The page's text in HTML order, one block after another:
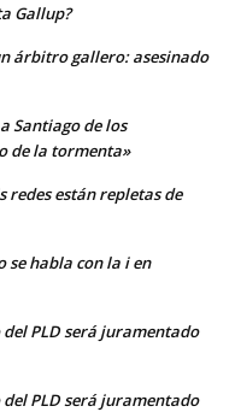
Gallup?
árbitro gallero: asesinado
Santiago de los
de la tormenta»
redes están repletas de
se habla con la i en
PLD será juramentado
PLD será juramentado